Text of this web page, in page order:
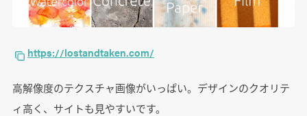
https://lostandtaken.com/
高解像度のテクスチャ画像がいっぱい。デザインのクオリテ
ィ高く、サイトも見やすいです。